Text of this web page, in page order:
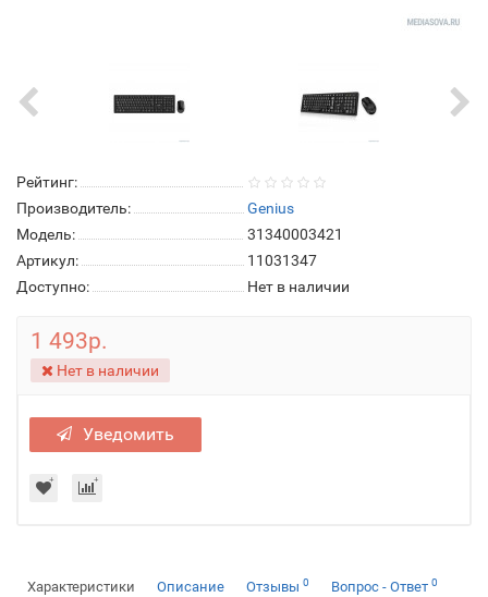
Рейтинг:
Производитель:
Genius
Модель:
31340003421
Артикул:
11031347
Доступно:
Нет в наличии
1 493р.
Нет в наличии
Уведомить
Характеристики Описание Отзывы 0 Вопрос - Ответ 0